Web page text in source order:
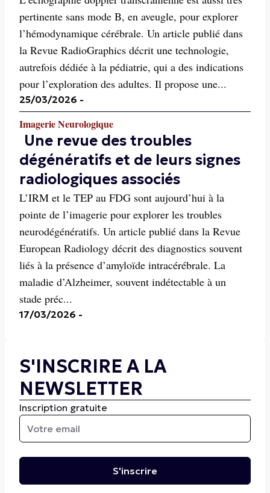
pertinente sans mode B, en aveugle, pour explorer
l’hémodynamique cérébrale. Un article publié dans
la Revue RadioGraphics décrit une technologie,
autrefois dédiée à la pédiatrie, qui a des indications
pour l’exploration des adultes. Il propose une...
25/03/2026 -
Imagerie Neurologique
Une revue des troubles
dégénératifs et de leurs signes
radiologiques associés
L’IRM et le TEP au FDG sont aujourd’hui à la
pointe de l’imagerie pour explorer les troubles
neurodégénératifs. Un article publié dans la Revue
European Radiology décrit des diagnostics souvent
liés à la présence d’amyloïde intracérébrale. La
maladie d’Alzheimer, souvent indétectable à un
stade préc...
17/03/2026 -
S'INSCRIRE A LA
NEWSLETTER
Inscription gratuite
S'inscrire